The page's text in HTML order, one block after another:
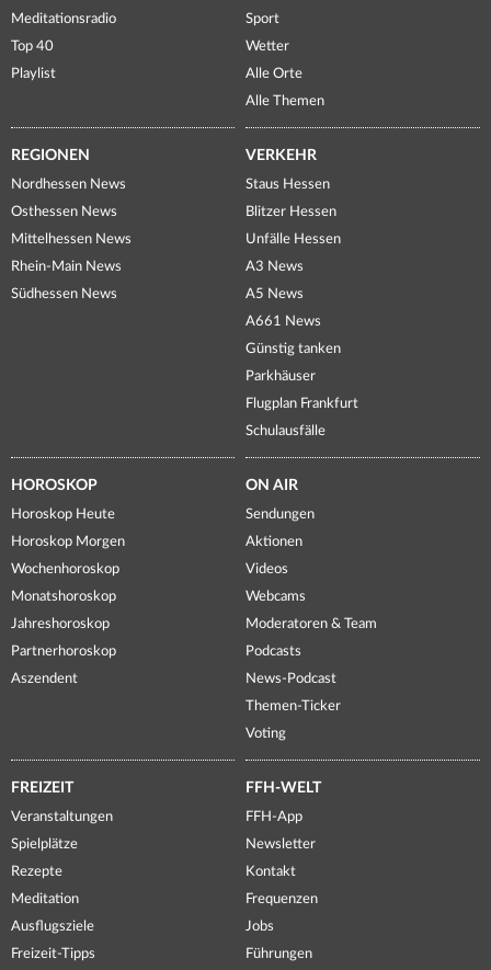
Meditationsradio
Top 40
Playlist
Sport
Wetter
Alle Orte
Alle Themen
REGIONEN
Nordhessen News
Osthessen News
Mittelhessen News
Rhein-Main News
Südhessen News
VERKEHR
Staus Hessen
Blitzer Hessen
Unfälle Hessen
A3 News
A5 News
A661 News
Günstig tanken
Parkhäuser
Flugplan Frankfurt
Schulausfälle
HOROSKOP
Horoskop Heute
Horoskop Morgen
Wochenhoroskop
Monatshoroskop
Jahreshoroskop
Partnerhoroskop
Aszendent
ON AIR
Sendungen
Aktionen
Videos
Webcams
Moderatoren & Team
Podcasts
News-Podcast
Themen-Ticker
Voting
FREIZEIT
Veranstaltungen
Spielplätze
Rezepte
Meditation
Ausflugsziele
Freizeit-Tipps
FFH-WELT
FFH-App
Newsletter
Kontakt
Frequenzen
Jobs
Führungen